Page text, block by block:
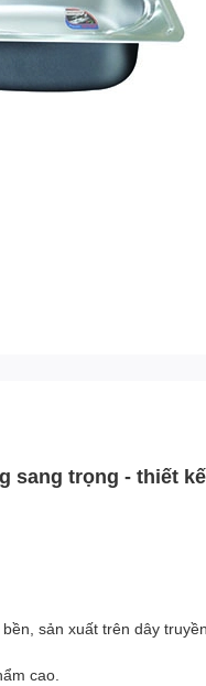
sang trọng - thiết
sản xuất trên dây
cao.